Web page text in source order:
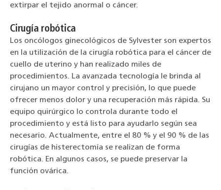
extirpar el tejido anormal o cáncer.
Cirugía robótica
Los oncólogos ginecológicos de Sylvester son expertos
en la utilización de la cirugía robótica para el cáncer de
cuello de uterino y han realizado miles de
procedimientos. La avanzada tecnología le brinda al
cirujano un mayor control y precisión, lo que puede
ofrecer menos dolor y una recuperación más rápida. Su
equipo quirúrgico lo controla durante todo el
procedimiento y está listo para ayudarlo según sea
necesario. Actualmente, entre el 80 % y el 90 % de las
cirugías de histerectomía se realizan de forma
robótica. En algunos casos, se puede preservar la
función ovárica.